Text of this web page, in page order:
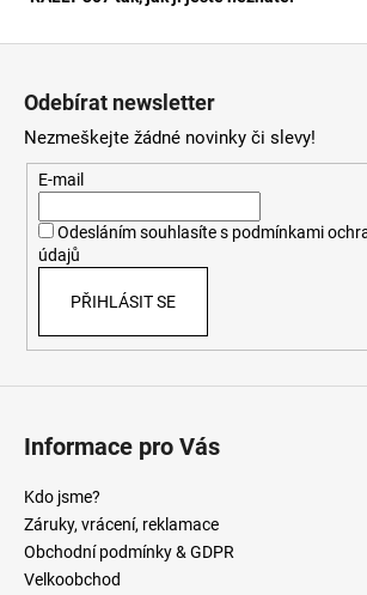
Odebírat newsletter
Nezmeškejte žádné novinky či slevy!
E-mail
Odesláním souhlasíte s podmínkami
údajů
PŘIHLÁSIT SE
Informace pro Vás
Kdo jsme?
Záruky, vrácení, reklamace
Obchodní podmínky & GDPR
Velkoobchod